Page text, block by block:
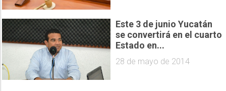
Este 3 de junio Yucatán
se convertirá en el cuarto
Estado en...
28 de mayo de 2014